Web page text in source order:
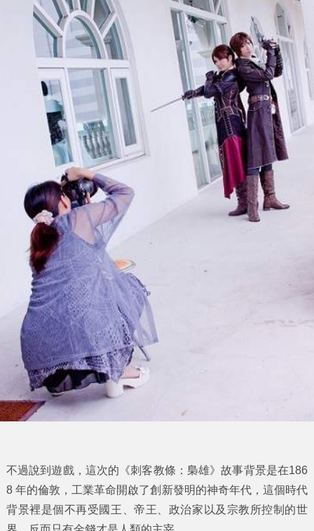
不過說到遊戲，這次的《刺客教條：梟雄》故事背景是在186
8 年的倫敦，工業革命開啟了創新發明的神奇年代，這個時代
背景裡是個不再受國王、帝王、政治家以及宗教所控制的世